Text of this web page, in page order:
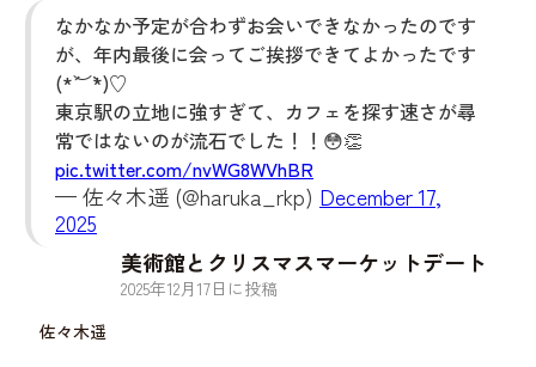
なかなか予定が合わずお会いできなかったのです
が、年内最後に会ってご挨拶できてよかったです
(*´︶`*)♡
東京駅の立地に強すぎて、カフェを探す速さが尋
常ではないのが流石でした！！😳👏
pic.twitter.com/nvWG8WVhBR
— 佐々木遥 (@haruka_rkp) December 17,
2025
佐々木遥
美術館とクリスマスマーケットデート
2025年12月 17日に投稿